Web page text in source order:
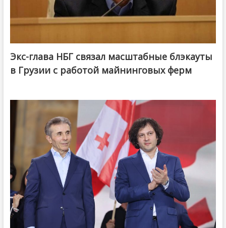
Экс-глава НБГ связал масштабные блэкауты
в Грузии с работой майнинговых ферм